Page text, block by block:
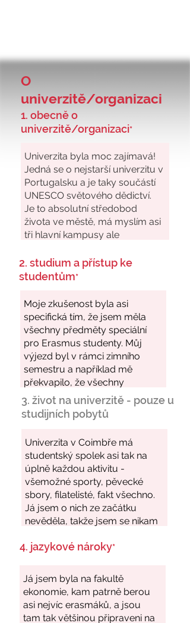
O
univerzitě/organizaci
1. obecně o
univerzitě/organizaci*
2. studium a přístup ke
studentům*
3. život na univerzitě - pouze u
studijních pobytů
4. jazykové nároky*